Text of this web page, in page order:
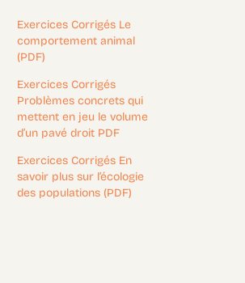
Exercices Corrigés Le
comportement animal
(PDF)
Exercices Corrigés
Problèmes concrets qui
mettent en jeu le volume
d’un pavé droit PDF
Exercices Corrigés En
savoir plus sur l’écologie
des populations (PDF)